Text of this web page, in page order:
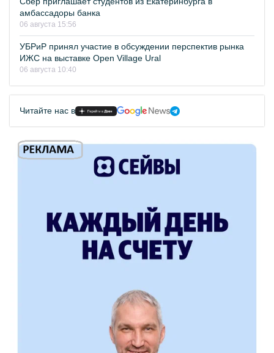
амбассадоры банка
06 августа 15:56
УБРиР принял участие в обсуждении перспектив рынка
ИЖС на выставке Open Village Ural
06 августа 10:40
Читайте нас в